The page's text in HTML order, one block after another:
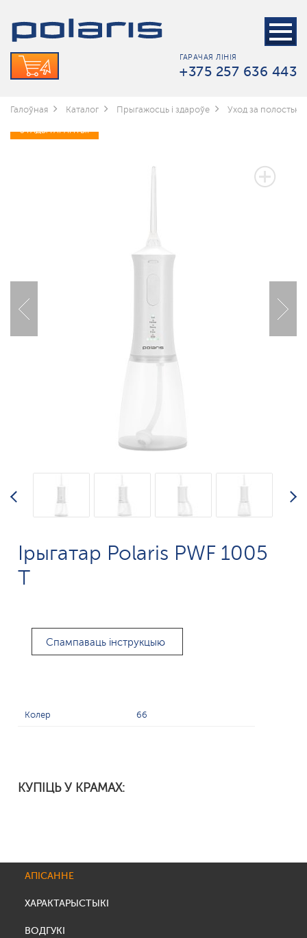
ГАРАЧАЯ ЛІНІЯ
+375 257 636 443
Галоўная Каталог Прыгажосць і здароўе Уход за полостью
3 ГАДЫ ГАРАНТЫІ
Ірыгатар Polaris PWF 1005
T
Спампаваць інструкцыю
Колер 66
КУПІЦЬ У КРАМАХ:
АПІСАННЕ
ХАРАКТАРЫСТЫКІ
ВОДГУКІ